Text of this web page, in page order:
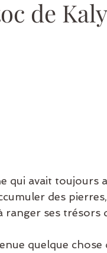
de Kaly
qui avait toujours
des
ranger ses trésors
quelque